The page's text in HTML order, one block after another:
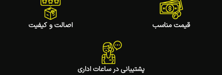
قیمت مناسب اصالت و کیفیت
پشتیبانی در ساعات اداری